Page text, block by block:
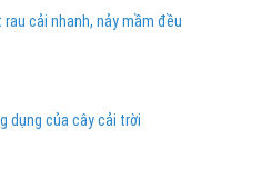
rau cải nhanh, nảy mầm đều
dụng của cây cải trời